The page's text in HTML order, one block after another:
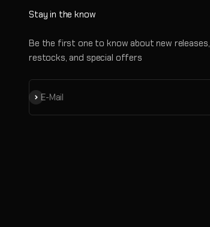
Stay in the know
Be the first one to know about new releases,
restocks, and special offers
E-Mail
Abonnieren